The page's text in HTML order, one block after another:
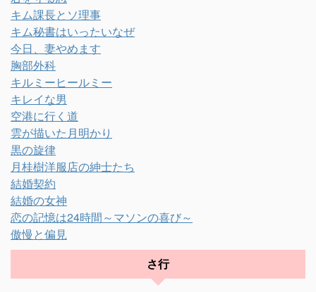
キム課長とソ理事
キム秘書はいったいなぜ
今日、妻やめます
胸部外科
キルミーヒールミー
キレイな男
空港に行く道
雲が描いた月明かり
黒の旋律
月桂樹洋服店の紳士たち
結婚契約
結婚の女神
恋の記憶は24時間～マソンの喜び～
傲慢と偏見
さ行